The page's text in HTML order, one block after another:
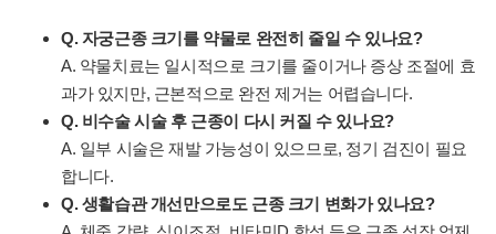
Q. 자궁근종 크기를 약물로 완전히 줄일 수 있나요?
A. 약물치료는 일시적으로 크기를 줄이거나 증상 조절에 효
과가 있지만, 근본적으로 완전 제거는 어렵습니다.
Q. 비수술 시술 후 근종이 다시 커질 수 있나요?
A. 일부 시술은 재발 가능성이 있으므로, 정기 검진이 필요
합니다.
Q. 생활습관 개선만으로도 근종 크기 변화가 있나요?